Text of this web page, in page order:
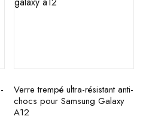
Verre trempé ultra-résistant anti-
chocs pour Samsung Galaxy
A12